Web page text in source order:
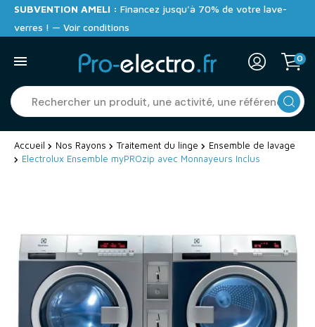
SUBVENTION AMELI : Financez jusqu'à 70% de votre lave-
verres ! — Voir conditions
0
Accueil Nos Rayons Traitement du linge
Ensemble de lavage
Electrolux Ensemble myPROzip avec Monnayeurs Inclus